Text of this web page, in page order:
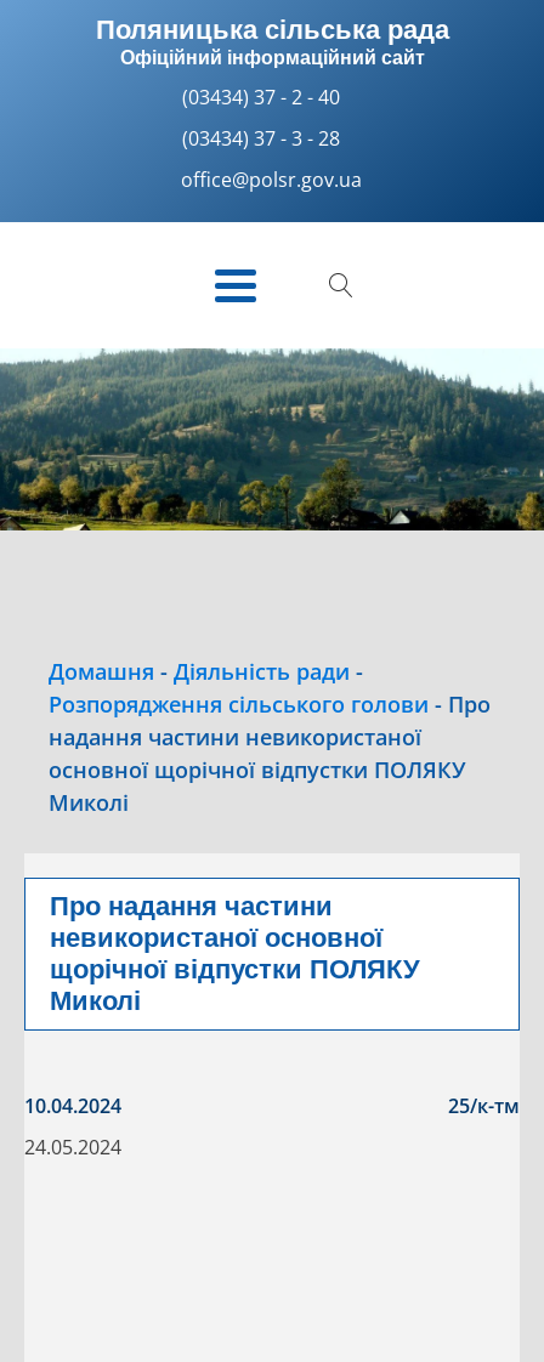
Поляницька сільська рада
Офіційний інформаційний сайт
(03434) 37 - 2 - 40
(03434) 37 - 3 - 28
office@polsr.gov.ua
Домашня - Діяльність ради -
Розпорядження сільського голови - Про
надання частини невикористаної
основної щорічної відпустки ПОЛЯКУ
Миколі
Про надання частини
невикористаної основної
щорічної відпустки ПОЛЯКУ
Миколі
10.04.2024
25/к-тм
24.05.2024